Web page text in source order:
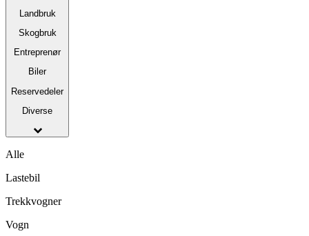
Landbruk
Skogbruk
Entreprenør
Biler
Reservedeler
Diverse
Alle
Lastebil
Trekkvogner
Vogn